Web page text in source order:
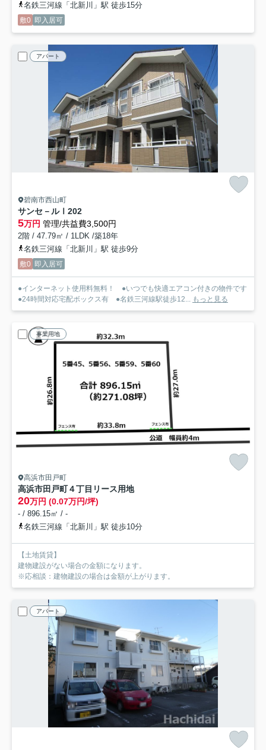
名鉄三河線「北新川」駅 徒歩15分
敷0 即入居可
アパート
碧南市西山町
サンセ－ルⅠ 202
5万円 管理/共益費3,500円
2階 / 47.79㎡ / 1LDK /築18年
名鉄三河線「北新川」駅 徒歩9分
敷0 即入居可
●インターネット使用料無料！ ●いつでも快適エアコン付きの物件です
●24時間対応宅配ボックス有 ●名鉄三河線駅徒歩12... もっと見る
事業用地
高浜市田戸町
高浜市田戸町４丁目リース用地
20万円 (0.07万円/坪)
- / 896.15㎡ / -
名鉄三河線「北新川」駅 徒歩10分
【土地賃貸】
建物建設がない場合の金額になります。
※応相談：建物建設の場合は金額が上がります。
アパート